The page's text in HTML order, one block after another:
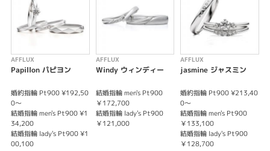
紹介文
「運命の恋」
恋のケーキをモチーフに
甘い恋心をイメージしデザインされた指輪
ゆびわ言葉®には『運命の恋に落ちたふたりが
いつまでも恋人同士のような関係でいられますように。』
という想いが込められています。
※価格は税込み価格となります。
※センターダイヤモンドは0.2ct～の価格となります。
AFFLUX
Papillon パピヨン
婚約指輪 Pt900 ¥192,50
0～
結婚指輪 men's Pt900 ¥1
34,200
結婚指輪 lady's Pt900 ¥1
00,100
AFFLUX
Windy ウィンディー
結婚指輪 men's Pt900
￥172,700
結婚指輪 lady's Pt900
￥121,000
AFFLUX
jasmine ジャスミン
婚約指輪 Pt900 ¥213,40
0～
結婚指輪 men's Pt900
￥133,100
結婚指輪 lady's Pt900
￥128,700